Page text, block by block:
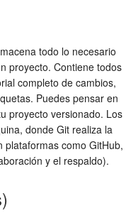
todo lo necesario
proyecto. Contiene todos
completo de cambios,
Puedes pensar en
proyecto versionado. Los
donde Git realiza la
como GitHub,
y el respaldo).